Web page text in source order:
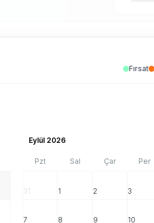
Fırsat
Eylül 2026
Pzt Sal Çar Per
31 1 2 3
7 8 9 10